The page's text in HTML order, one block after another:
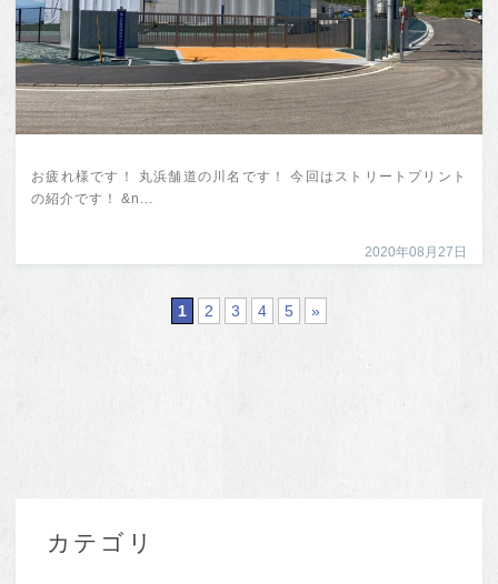
お疲れ様です！ 丸浜舗道の川名です！ 今回はストリートプリント
の紹介です！ &n...
2020年08月27日
1 2 3 4 5 »
カテゴリ